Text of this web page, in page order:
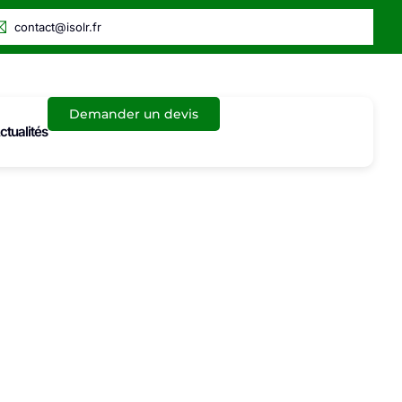
contact@isolr.fr
Demander un devis